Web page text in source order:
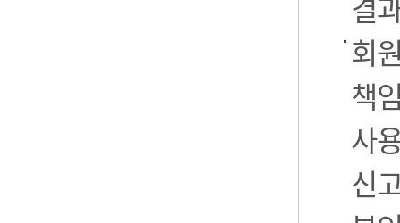
회
책
사
신